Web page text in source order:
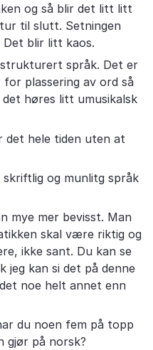
og så blir det litt litt
til slutt. Setningen
blir litt kaos.
språk. Det er
plassering av ord så
høres litt umusikalsk
det hele tiden uten at
og munlitg språk
mye mer bevisst. Man
skal være riktig og
ikke sant. Du kan se
jeg kan si det på denne
noe helt annet enn
du noen fem på topp
gjør på norsk?